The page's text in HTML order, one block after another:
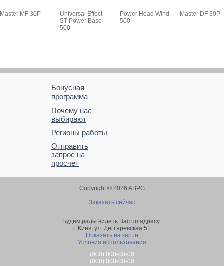
Master MF 30P
Universal Effect
ST-Power Base
500
Power Head Wind
500
Master DF 30P
Бонусная
программа
Почему нас
выбирают
Регионы работы
Отправить
запрос на
просчет
Copyright © 2026 ABPG
Заказать сейчас
Будем рады видеть Вас по адресу:
г. Киев, ул. Дегтяревская 51
Показать на карте
Условия использования
(000) 000-00-00
(000) 000-00-00